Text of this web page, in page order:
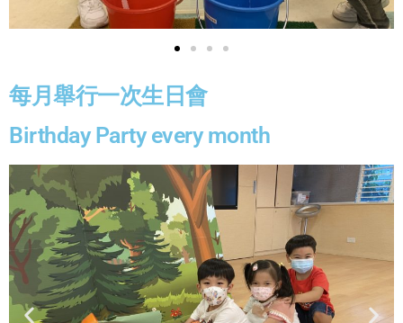
每月舉行一次生日會
Birthday Party every month